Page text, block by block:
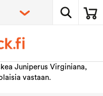
Juniperus Virginiana,
vastaan.